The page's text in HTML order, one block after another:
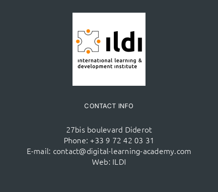
CONTACT INFO
27bis boulevard Diderot
Phone: +33 9 72 42 03 31
E-mail: contact@digital-learning-academy.com
Web: ILDI